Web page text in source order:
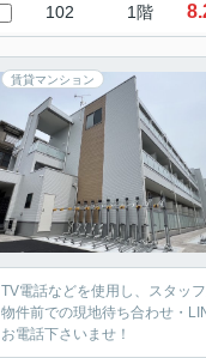
102 1階
賃貸マンション
TV電話などを使用し、スタッ
物件前での現地待ち合わせ・
お電話下さいませ！